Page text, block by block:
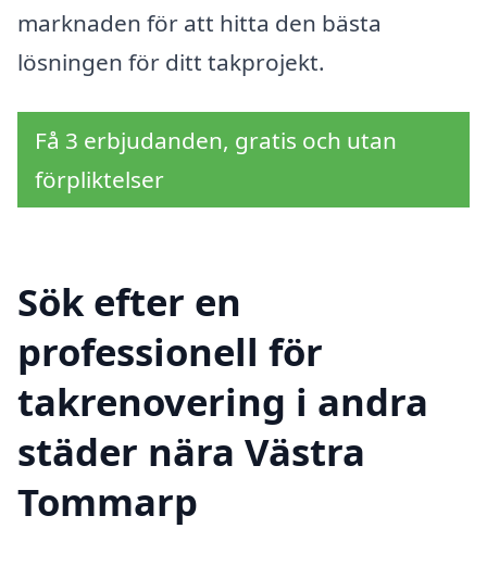
marknaden för att hitta den bästa
lösningen för ditt takprojekt.
Få 3 erbjudanden, gratis och utan
förpliktelser
Sök efter en
professionell för
takrenovering i andra
städer nära Västra
Tommarp